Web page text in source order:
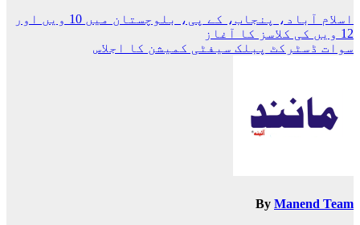
پوسٹوں
کی
اسلام آباد، پنجاب، کے پی، بلوچستان میں 10 ویں اور
12 ویں کی کلاسز کا آغاز
سوات ڈسٹرکٹ پبلک سیفٹی کمیشن کا اجلاس
By Manend Team